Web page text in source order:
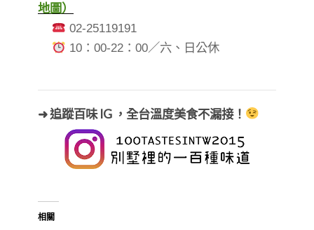
地圖）
02-25119191
10：00-22：00／六、日公休
➜ 追蹤百味 IG ，全台溫度美食不漏接！
相關